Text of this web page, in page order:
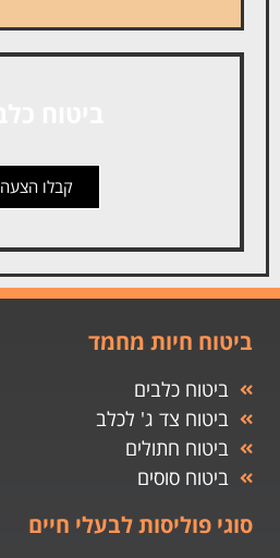
קבלו הצעה
ביטוח חיות מחמד
ביטוח כלבים
ביטוח צד ג' לכלב
ביטוח חתולים
ביטוח סוסים
סוגי פוליסות לבעלי חיים